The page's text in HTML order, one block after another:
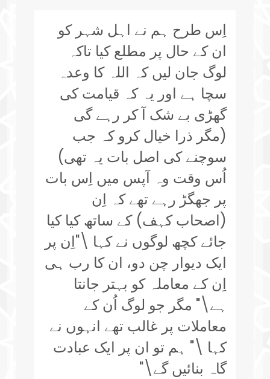
اِس طرح ہم نے اہل شہر کو
ان کے حال پر مطلع کیا تاکہ
لوگ جان لیں کہ اللہ کا وعدہ
سچا ہے اور یہ کہ قیامت کی
گھڑی بے شک آ کر رہے گی
(مگر ذرا خیال کرو کہ جب
سوچنے کی اصل بات یہ تھی)
اُس وقت وہ آپس میں اِس بات
پر جھگڑ رہے تھے کہ اِن
(اصحاب کہف) کے ساتھ کیا کیا
جائے کچھ لوگوں نے کہا \"اِن پر
ایک دیوار چن دو، ان کا رب ہی
اِن کے معاملہ کو بہتر جانتا
ہے\" مگر جو لوگ اُن کے
معاملات پر غالب تھے انہوں نے
کہا \" ہم تو ان پر ایک عبادت
گاہ بنائیں گے\"